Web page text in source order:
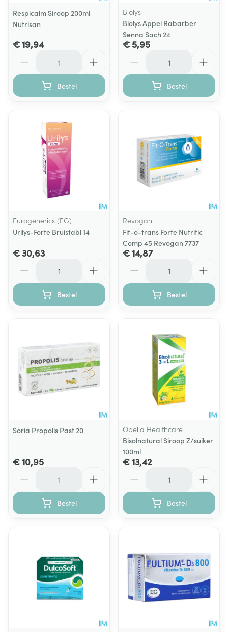
Respicalm Siroop 200ml
Nutrisan
€ 19,94
Bestel
Biolys
Biolys Appel Rabarber
Senna Sach 24
€ 5,95
Bestel
Eurogenerics (EG)
Urilys-Forte Bruistabl 14
€ 30,63
Bestel
Revogan
Fit-o-trans Forte Nutritic
Comp 45 Revogan 7737
€ 14,87
Bestel
Soria Propolis Past 20
€ 10,95
Bestel
Opella Healthcare
Bisolnatural Siroop Z/suiker
100ml
€ 13,42
Bestel